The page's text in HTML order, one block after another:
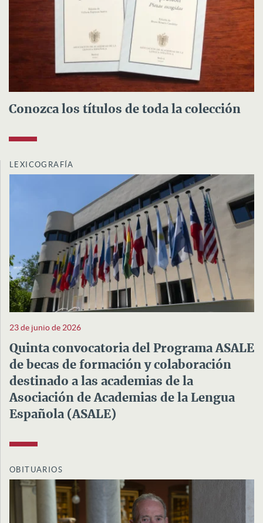
Conozca los títulos de toda la colección
LEXICOGRAFÍA
23 de junio de 2026
Quinta convocatoria del Programa ASALE
de becas de formación y colaboración
destinado a las academias de la
Asociación de Academias de la Lengua
Española (ASALE)
OBITUARIOS